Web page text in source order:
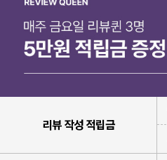
리뷰 작성 적립금